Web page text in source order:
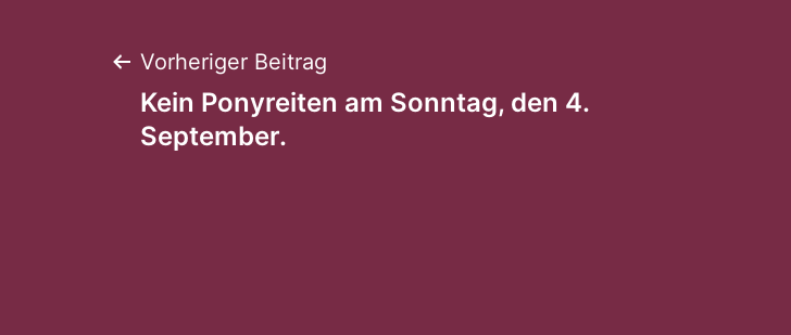
Beitragsnavigation
Vorheriger Beitrag
Kein Ponyreiten am Sonntag, den 4.
September.